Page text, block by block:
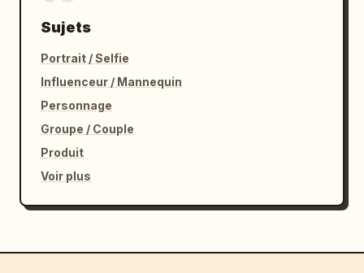
Sujets
Portrait / Selfie
Influenceur / Mannequin
Personnage
Groupe / Couple
Produit
Voir plus